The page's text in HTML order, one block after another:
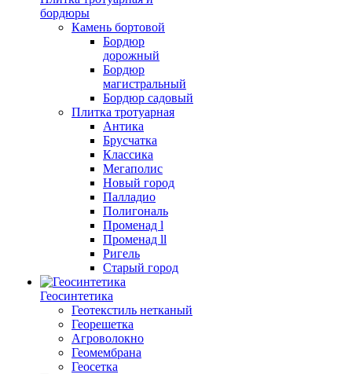
бордюры
Камень бортовой
Бордюр
дорожный
Бордюр
магистральный
Бордюр садовый
Плитка тротуарная
Антика
Брусчатка
Классика
Мегаполис
Новый город
Палладио
Полигональ
Променад l
Променад ll
Ригель
Старый город
Геосинтетика
Геотекстиль нетканый
Георешетка
Агроволокно
Геомембрана
Геосетка